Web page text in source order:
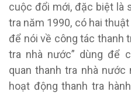
cuộc đổi mới, đặc biệt là
tra năm 1990, có hai
để nói về công tác thanh
tra nhà nước” dùng để
quan thanh tra nhà
hoạt động thanh tra